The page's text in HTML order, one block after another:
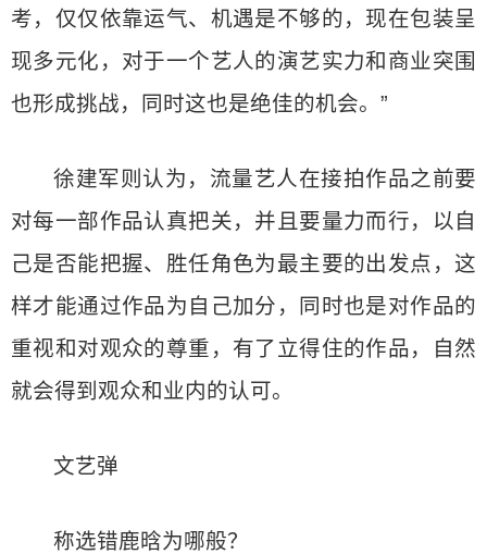
考，仅仅依靠运气、机遇是不够的，现在包装呈
现多元化，对于一个艺人的演艺实力和商业突围
也形成挑战，同时这也是绝佳的机会。”
徐建军则认为，流量艺人在接拍作品之前要
对每一部作品认真把关，并且要量力而行，以自
己是否能把握、胜任角色为最主要的出发点，这
样才能通过作品为自己加分，同时也是对作品的
重视和对观众的尊重，有了立得住的作品，自然
就会得到观众和业内的认可。
文艺弹
称选错鹿晗为哪般？